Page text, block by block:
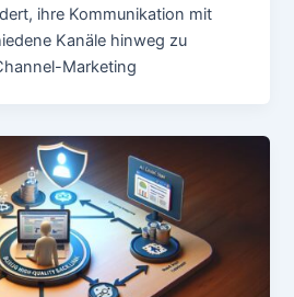
ihre Kommunikation mit
Kanäle hinweg zu
Marketing